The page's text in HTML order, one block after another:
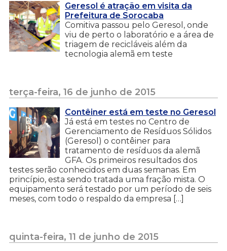
Geresol é atração em visita da
Prefeitura de Sorocaba
Comitiva passou pelo Geresol, onde
viu de perto o laboratório e a área de
triagem de recicláveis além da
tecnologia alemã em teste
terça-feira, 16 de junho de 2015
Contêiner está em teste no Geresol
Já está em testes no Centro de
Gerenciamento de Resíduos Sólidos
(Geresol) o contêiner para
tratamento de resíduos da alemã
GFA. Os primeiros resultados dos
testes serão conhecidos em duas semanas. Em
princípio, esta sendo tratada uma fração mista. O
equipamento será testado por um período de seis
meses, com todo o respaldo da empresa […]
quinta-feira, 11 de junho de 2015